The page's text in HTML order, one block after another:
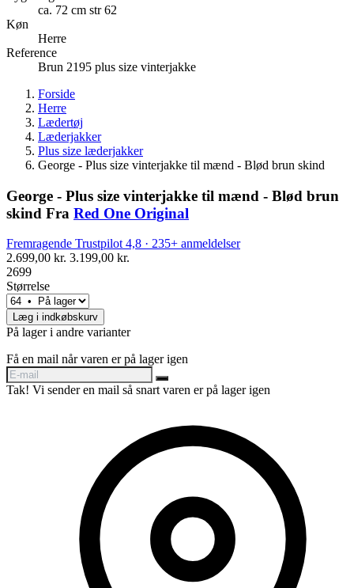
ca. 72 cm str 62
Køn
Herre
Reference
Brun 2195 plus size vinterjakke
Forside
Herre
Lædertøj
Læderjakker
Plus size læderjakker
George - Plus size vinterjakke til mænd - Blød brun skind
George - Plus size vinterjakke til mænd - Blød brun
skind Fra Red One Original
Fremragende Trustpilot 4,8 · 235+ anmeldelser
2.699,00 kr. 3.199,00 kr.
2699
Størrelse
Læg i indkøbskurv
På lager i andre varianter
Få en mail når varen er på lager igen
Tak! Vi sender en mail så snart varen er på lager igen